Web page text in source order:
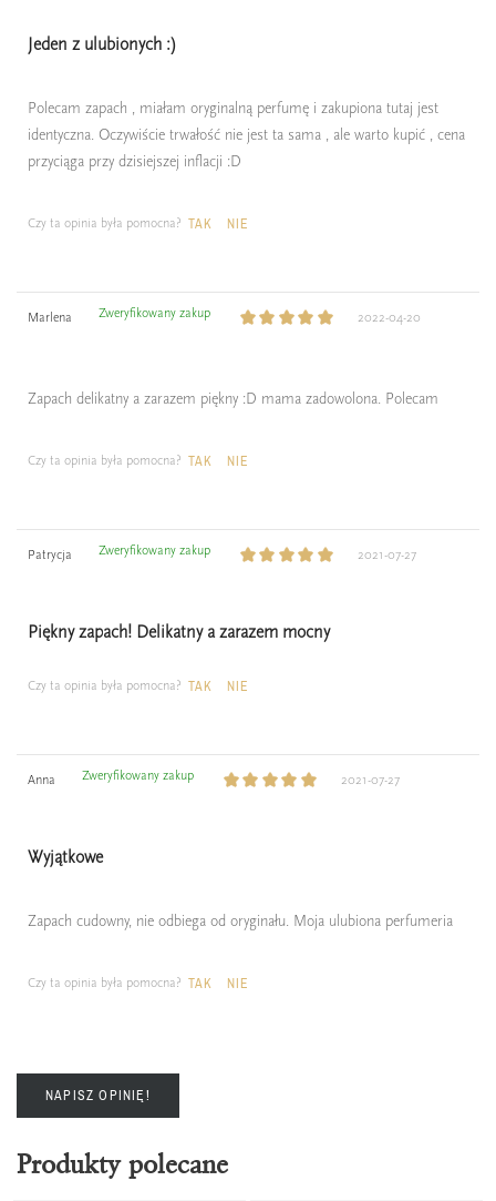
Jeden z ulubionych :)
Polecam zapach , miałam oryginalną perfumę i zakupiona tutaj jest
identyczna. Oczywiście trwałość nie jest ta sama , ale warto kupić , cena
przyciąga przy dzisiejszej inflacji :D
Czy ta opinia była pomocna? TAK NIE
Marlena Zweryfikowany zakup 2022-04-20
Zapach delikatny a zarazem piękny :D mama zadowolona. Polecam
Czy ta opinia była pomocna? TAK NIE
Patrycja Zweryfikowany zakup 2021-07-27
Piękny zapach! Delikatny a zarazem mocny
Czy ta opinia była pomocna? TAK NIE
Anna Zweryfikowany zakup 2021-07-27
Wyjątkowe
Zapach cudowny, nie odbiega od oryginału. Moja ulubiona perfumeria
Czy ta opinia była pomocna? TAK NIE
NAPISZ OPINIĘ!
Produkty polecane